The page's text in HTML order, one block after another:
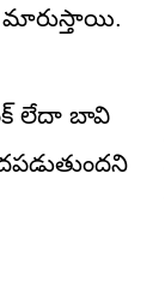
మారుస్తాయి.
లేదా బావి